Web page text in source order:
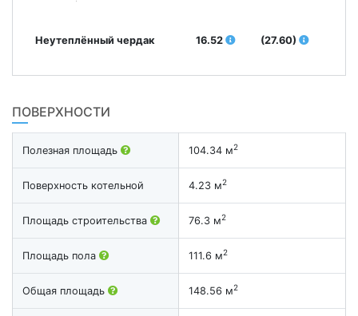
Неутеплённый чердак 16.52 (27.60)
ПОВЕРХНОСТИ
Полезная площадь 104.34 м2
Поверхность котельной 4.23 м2
Площадь строительства 76.3 м2
Площадь пола 111.6 м2
Общая площадь 148.56 м2